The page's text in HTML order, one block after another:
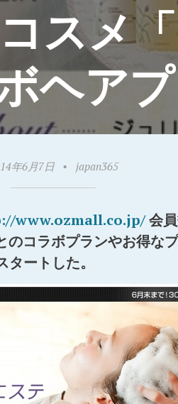
スメ
ボヘア
年6月7日 • japan365
www.ozmall.co.jp/会員
コラボプランやお得な
ートした。